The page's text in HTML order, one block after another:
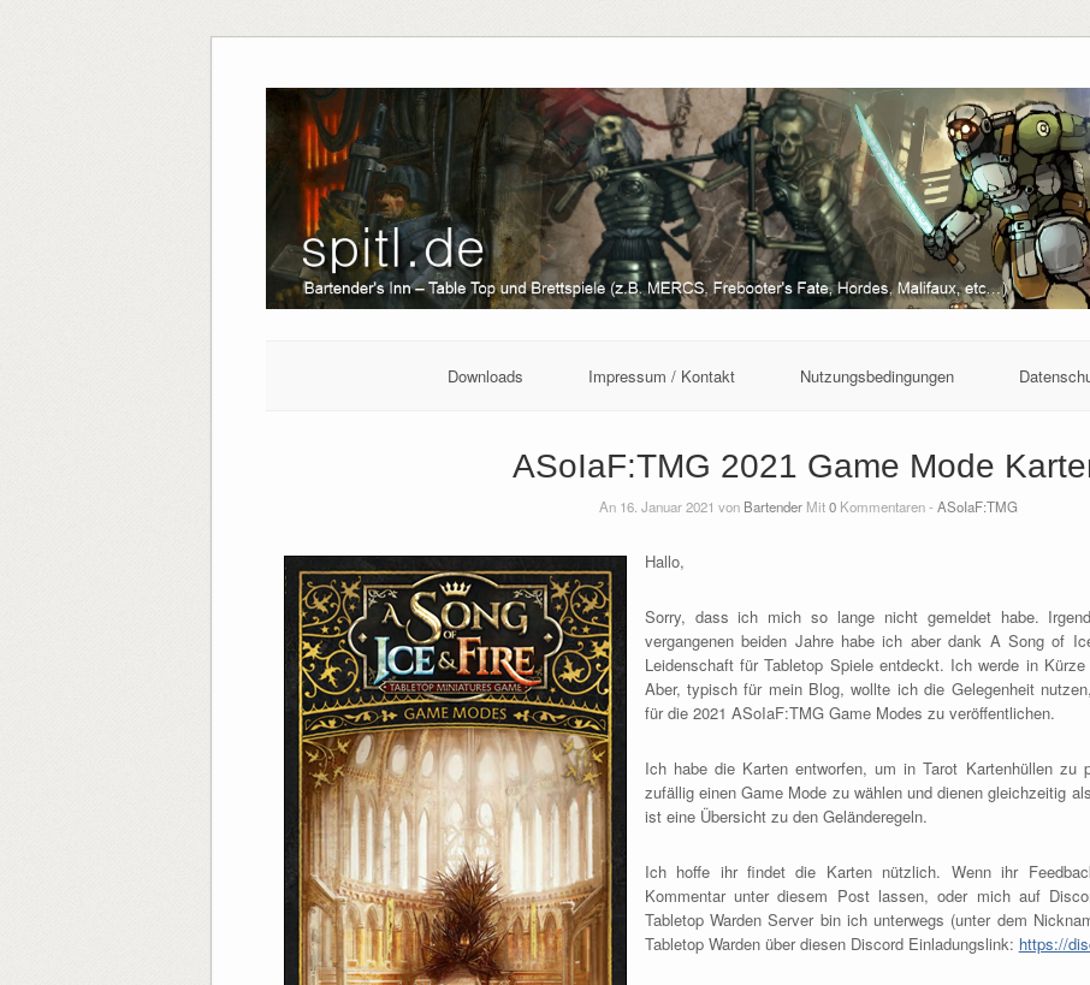
Downloads Impressum / Kontakt Nutzungsbedingungen
ASoIaF:TMG 2021 Game Mode
An 16. Januar 2021 von Bartender Mit0 Kommentaren - ASoIaF:TMG
Hallo,
Sorry, dass ich mich so lange nicht gemeldet habe.
vergangenen beiden Jahre habe ich aber dank A Song of
Leidenschaft für Tabletop Spiele entdeckt. Ich werde in
Aber, typisch für mein Blog, wollte ich die Gelegenheit
für die 2021 ASoIaF:TMG Game Modes zu veröffentlichen.
Ich habe die Karten entworfen, um in Tarot Kartenhüllen zu
zufällig einen Game Mode zu wählen und dienen gleichzeitig
ist eine Übersicht zu den Geländeregeln.
Ich hoffe ihr findet die Karten nützlich. Wenn ihr
Kommentar unter diesem Post lassen, oder mich auf
Tabletop Warden Server bin ich unterwegs (unter dem
Tabletop Warden über diesen Discord Einladungslink: https://